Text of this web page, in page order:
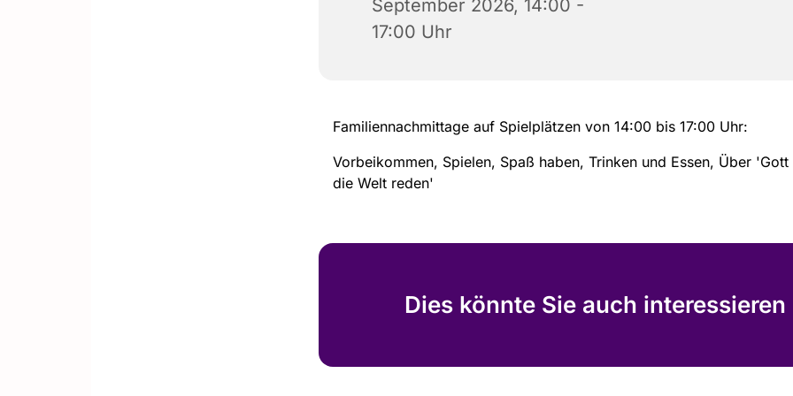
September 2026, 14:00 -
17:00 Uhr
Familiennachmittage auf Spielplätzen von 14:00 bis 17:00 Uhr:
Vorbeikommen, Spielen, Spaß haben, Trinken und Essen, Über 'Gott
die Welt reden'
Dies könnte Sie auch interessieren